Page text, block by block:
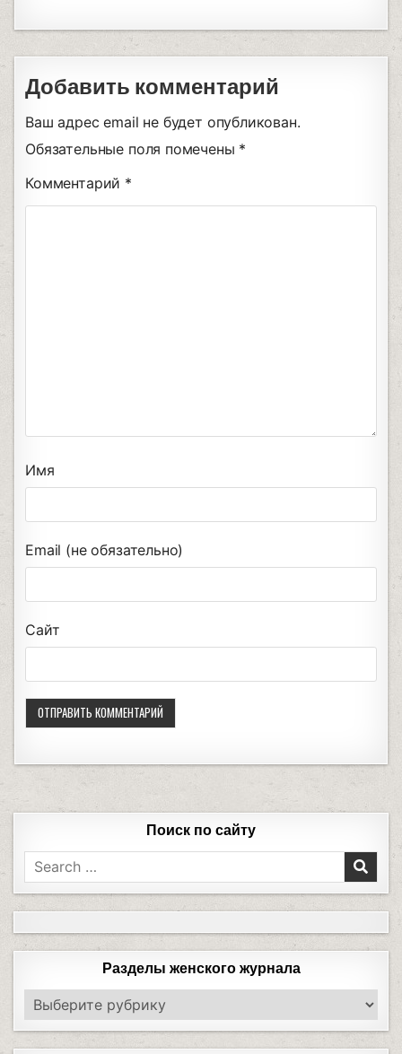
Добавить комментарий
Ваш адрес email не будет опубликован.
Обязательные поля помечены *
Комментарий *
Имя
Email (не обязательно)
Сайт
Поиск по сайту
Разделы женского журнала